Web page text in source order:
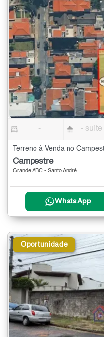
- - suíte
Terreno à Venda no
Campestre
Grande ABC - Santo André
WhatsApp
Oportunidade